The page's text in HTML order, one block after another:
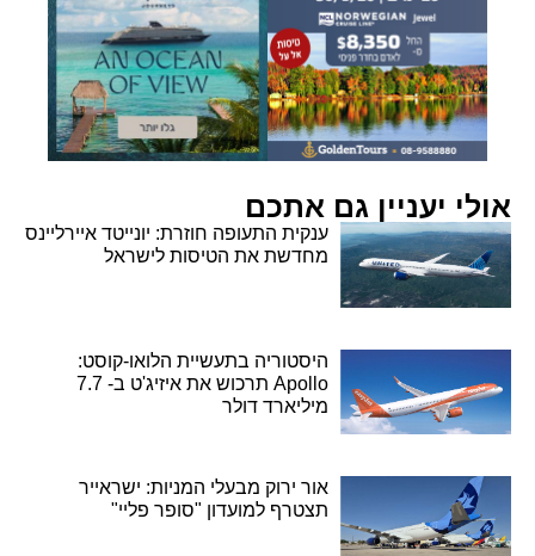
אולי יעניין גם אתכם
ענקית התעופה חוזרת: יונייטד איירליינס
מחדשת את הטיסות לישראל
היסטוריה בתעשיית הלואו-קוסט:
Apollo תרכוש את איזיג'ט ב- 7.7
מיליארד דולר
אור ירוק מבעלי המניות: ישראייר
תצטרף למועדון "סופר פליי"